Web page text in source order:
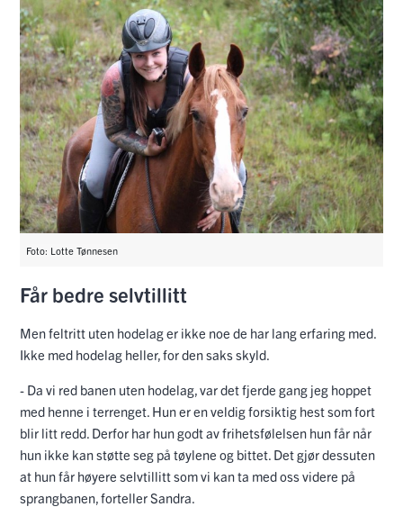
Foto: Lotte Tønnesen
Får bedre selvtillitt
Men feltritt uten hodelag er ikke noe de har lang erfaring med.
Ikke med hodelag heller, for den saks skyld.
- Da vi red banen uten hodelag, var det fjerde gang jeg hoppet
med henne i terrenget. Hun er en veldig forsiktig hest som fort
blir litt redd. Derfor har hun godt av frihetsfølelsen hun får når
hun ikke kan støtte seg på tøylene og bittet. Det gjør dessuten
at hun får høyere selvtillitt som vi kan ta med oss videre på
sprangbanen, forteller Sandra.